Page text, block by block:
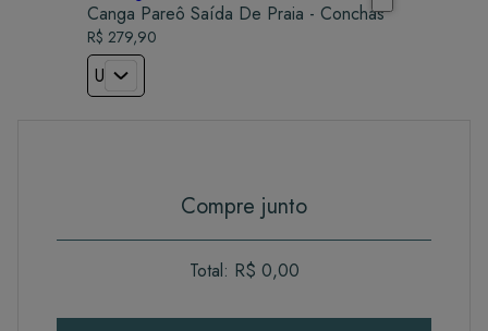
Canga Pareô Saída De Praia - Conchas
R$ 279,90
U
Compre junto
Total: R$ 0,00